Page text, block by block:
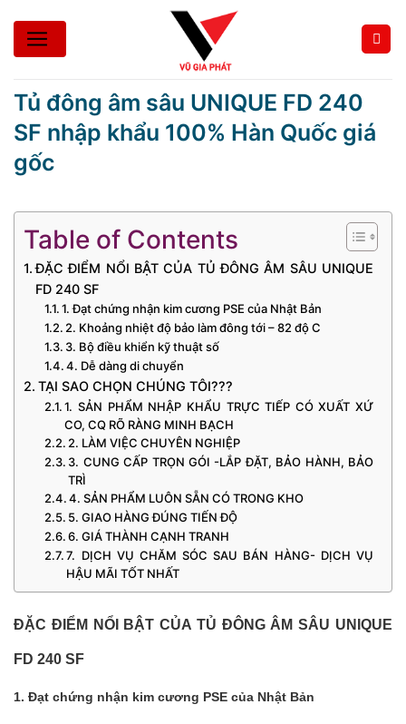
nội
Tủ đông âm sâu UNIQUE FD 240
SF nhập khẩu 100% Hàn Quốc giá
gốc
Table of Contents
ĐẶC ĐIỂM NỔI BẬT CỦA TỦ ĐÔNG ÂM SÂU UNIQUE
FD 240 SF
1. Đạt chứng nhận kim cương PSE của Nhật Bản
2. Khoảng nhiệt độ bảo làm đông tới – 82 độ C
3. Bộ điều khiển kỹ thuật số
4. Dễ dàng di chuyển
TẠI SAO CHỌN CHÚNG TÔI???
1. SẢN PHẨM NHẬP KHẨU TRỰC TIẾP CÓ XUẤT XỨ
CO, CQ RÕ RÀNG MINH BẠCH
2. LÀM VIỆC CHUYÊN NGHIỆP
3. CUNG CẤP TRỌN GÓI -LẮP ĐẶT, BẢO HÀNH, BẢO
TRÌ
4. SẢN PHẨM LUÔN SẴN CÓ TRONG KHO
5. GIAO HÀNG ĐÚNG TIẾN ĐỘ
6. GIÁ THÀNH CẠNH TRANH
7. DỊCH VỤ CHĂM SÓC SAU BÁN HÀNG- DỊCH VỤ
HẬU MÃI TỐT NHẤT
ĐẶC ĐIỂM NỔI BẬT CỦA TỦ ĐÔNG ÂM SÂU UNIQUE
FD 240 SF
1. Đạt chứng nhận kim cương PSE của Nhật Bản